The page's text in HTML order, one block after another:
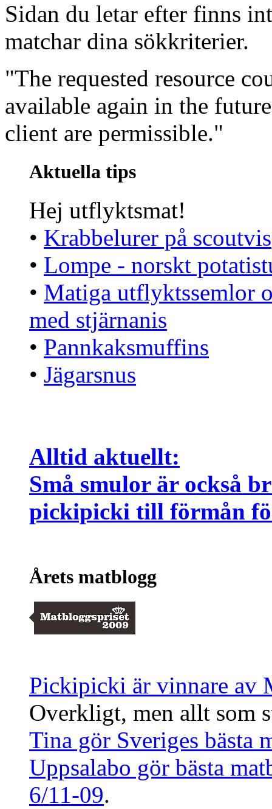
Sidan du letar efter finns
matchar dina sökkriterier.
"The requested resource
available again in the
client are permissible."
Aktuella tips
Hej utflyktsmat!
• Krabbelurer på scoutvis
• Lompe - norskt
• Matiga utflyktssemlor
med stjärnanis
• Pannkaksmuffins
• Jägarsnus
Alltid aktuellt:
Små smulor är också
pickipicki till förmån
Årets matblogg
Pickipicki är vinnare av
Overkligt, men allt som
Tina gör Sveriges bästa
Uppsalabo gör bästa
6/11-09.